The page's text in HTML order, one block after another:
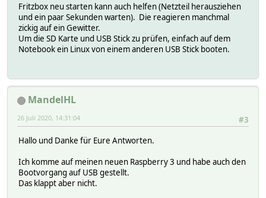
Fritzbox neu starten kann auch helfen (Netzteil herausziehen
und ein paar Sekunden warten). Die reagieren manchmal
zickig auf ein Gewitter.
Um die SD Karte und USB Stick zu prüfen, einfach auf dem
Notebook ein Linux von einem anderen USB Stick booten.
MandelHL
#3
26 Juli 2020, 14:31:04
Hallo und Danke für Eure Antworten.
Ich komme auf meinen neuen Raspberry 3 und habe auch den
Bootvorgang auf USB gestellt.
Das klappt aber nicht.